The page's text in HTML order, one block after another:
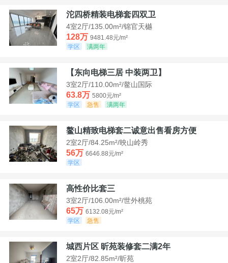
沱四桥精装电梯套四双卫
4室2厅/135.00m²/锦官天樾
128万 9481.48元/m²
学区
满两年
【东向电梯三居 中装两卫】
3室2厅/110.00m²/鳌山国际
63.8万 5800元/m²
学区
急售 满两年
鳌山精致电梯套二诚意出售看房方便
2室2厅/84.25m²/映山岭秀
56万 6646.88元/m²
学区
高性价比套三
3室2厅/106.00m²/世外桃苑
65万 6132.08元/m²
学区
急售
城西片区 昕苑装修套二满2年
2室2厅/82.85m²/昕苑